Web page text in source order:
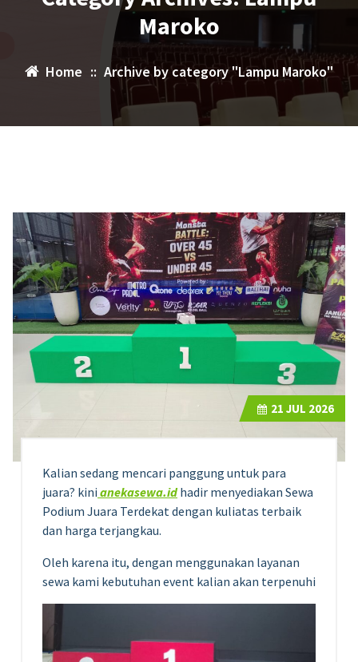
Maroko
Home :: Archive by category "Lampu Maroko"
Kalian sedang mencari panggung untuk para
juara? kini anekasewa.idhadir menyediakan Sewa
Podium Juara Terdekat dengan kuliatas terbaik
dan harga terjangkau.
Oleh karena itu, dengan menggunakan layanan
sewa kami kebutuhan event kalian akan terpenuhi
21 JUL 2026